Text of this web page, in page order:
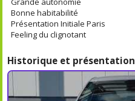
Bonne habitabilité
Présentation Initiale Paris
Feeling du clignotant
Historique et présentation